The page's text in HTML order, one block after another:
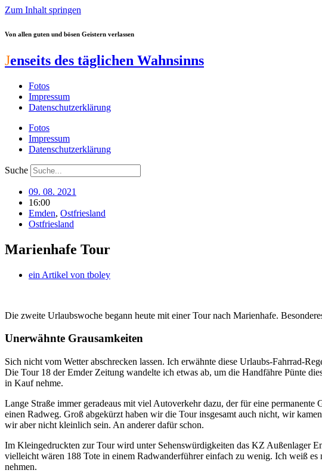
Zum Inhalt springen
Von allen guten und bösen Geistern verlassen
Jenseits des täglichen Wahnsinns
Fotos
Impressum
Datenschutzerklärung
Fotos
Impressum
Datenschutzerklärung
Suche
09. 08. 2021
16:00
Emden, Ostfriesland
Ostfriesland
Marienhafe Tour
ein Artikel von tboley
Die zweite Urlaubswoche begann heute mit einer Tour nach Marienhafe.
Unerwähnte Grausamkeiten
Sich nicht vom Wetter abschrecken lassen. Ich erwähnte diese Urlaubs-Fahrrad-
Die Tour 18 der Emder Zeitung wandelte ich etwas ab, um die Handfähre Pünte
in Kauf nehme.
Lange Straße immer geradeaus mit viel Autoverkehr dazu, der für eine
einen Radweg. Groß abgekürzt haben wir die Tour insgesamt auch nicht, wir
wir aber nicht kleinlich sein. An anderer dafür schon.
Im Kleingedruckten zur Tour wird unter Sehenswürdigkeiten das KZ Außenlager
vielleicht wären 188 Tote in einem Radwanderführer einfach zu wenig. Ich weiß
nehmen.